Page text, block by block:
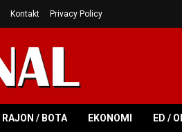
Kontakt Privacy Policy
RAJON / BOTA EKONOMI ED /